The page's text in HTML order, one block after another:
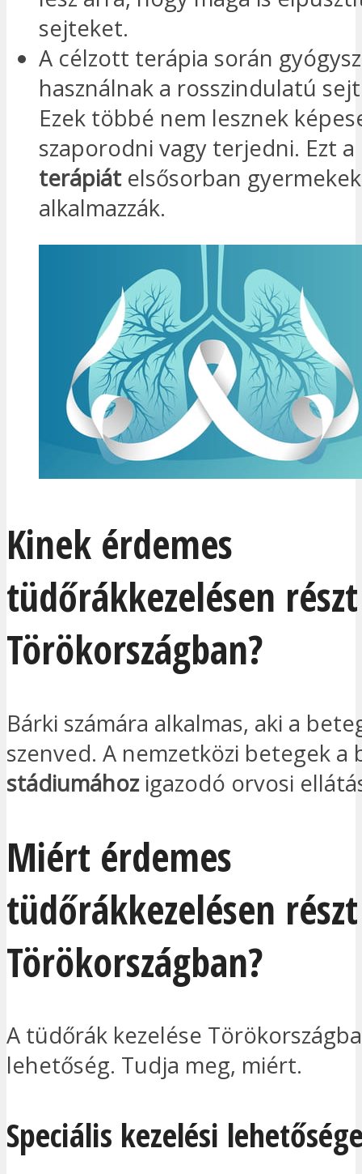
sejteket.
A célzott terápia során
használnak a rosszindulatú
Ezek többé nem lesznek
szaporodni vagy terjedni. Ezt a
terápiát elsősorban
alkalmazzák.
Kinek érdemes
tüdőrákkezelésen
Törökországban?
Bárki számára alkalmas, aki a
szenved. A nemzetközi betegek a
stádiumáhozigazodó orvosi
Miért érdemes
tüdőrákkezelésen
Törökországban?
A tüdőrák kezelése
lehetőség. Tudja meg, miért.
Speciális kezelési